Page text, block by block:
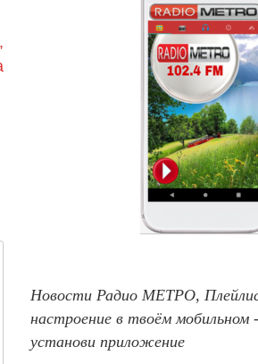
Новости Радио МЕТРО,
настроение в твоём
установи приложение